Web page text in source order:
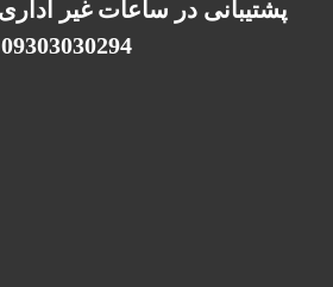
09303030294